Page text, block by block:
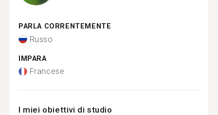
PARLA CORRENTEMENTE
Russo
IMPARA
Francese
I miei obiettivi di studio